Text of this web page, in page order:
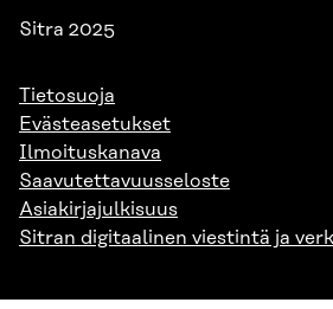
Sitra 2025
Tietosuoja
Evästeasetukset
Ilmoituskanava
Saavutettavuusseloste
Asiakirjajulkisuus
Sitran digitaalinen viestintä ja